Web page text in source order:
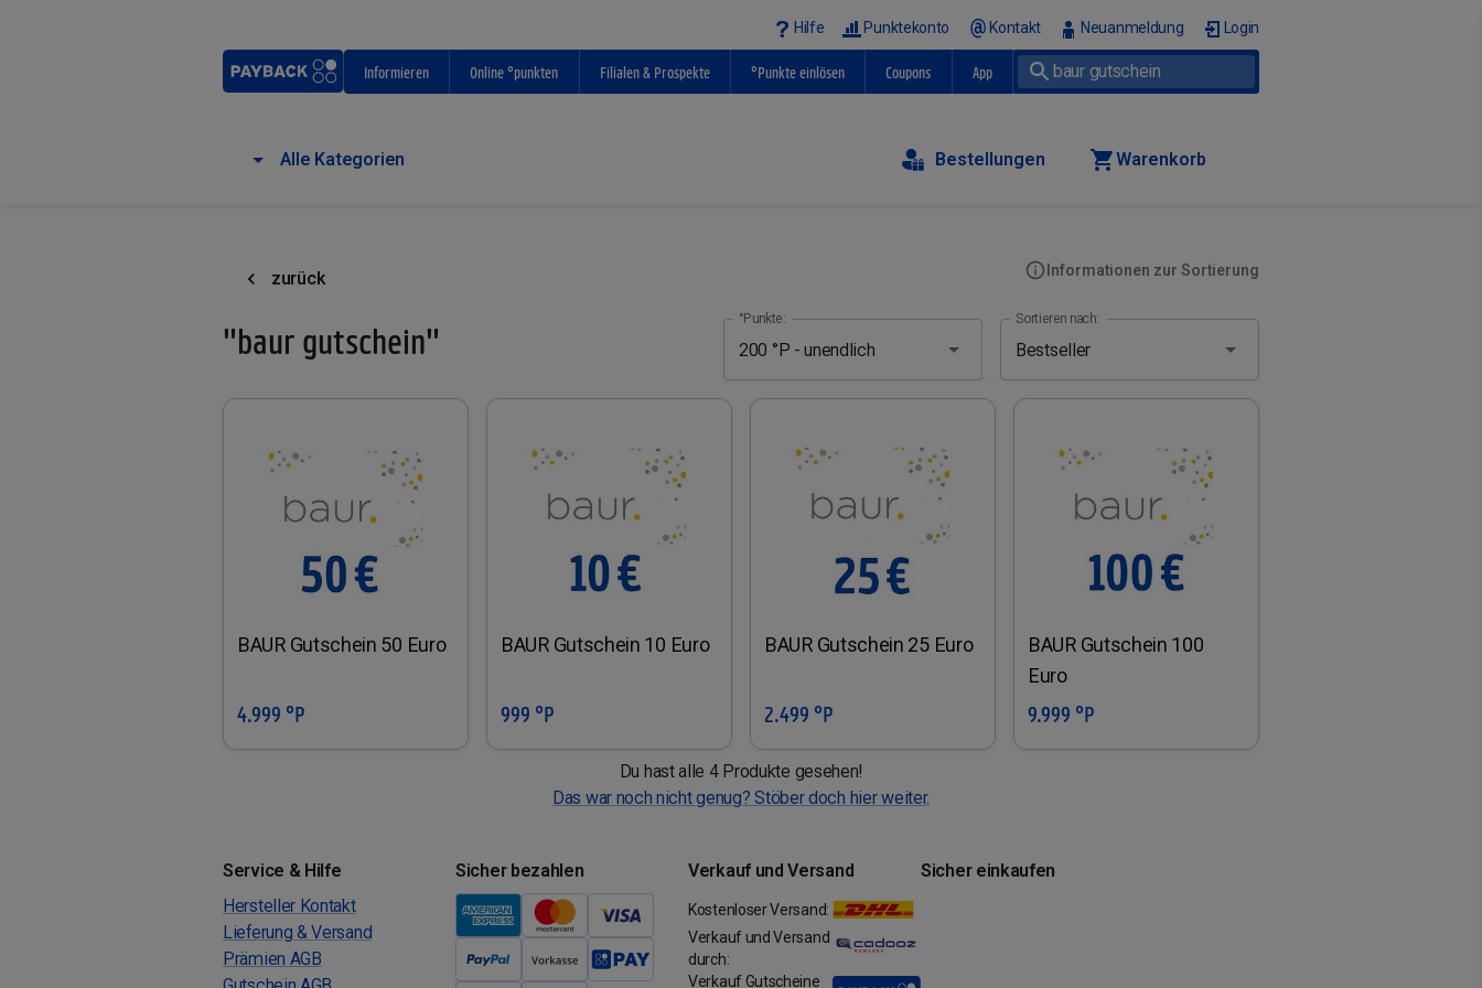
Hilfe Punktekonto Kontakt Neuanmeldung Login
Informieren Online °punkten Filialen & Prospekte °Punkte einlösen Coupons App
Alle Kategorien Bestellungen Warenkorb
zurück
"baur gutschein"
Informationen zur Sortierung
°Punkte: Sortieren nach:
BAUR Gutschein 50 Euro
In den Warenkorb
4.999 °P
BAUR Gutschein 10 Euro
999 °P
BAUR Gutschein 25 Euro
In den Warenkorb
2.499 °P
BAUR Gutschein 100
Euro
In den Warenkorb
9.999 °P
Du hast alle 4 Produkte gesehen!
Das war noch nicht genug? Stöber doch hier weiter.
Service & Hilfe
Hersteller Kontakt
Lieferung & Versand
Prämien AGB
Sicher bezahlen Verkauf und Versand
Kostenloser Versand:
Verkauf und Versand
durch:
Verkauf Gutscheine
Sicher einkaufen